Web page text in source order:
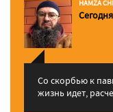
HAMZA
Со скорбью к
жизнь идет,